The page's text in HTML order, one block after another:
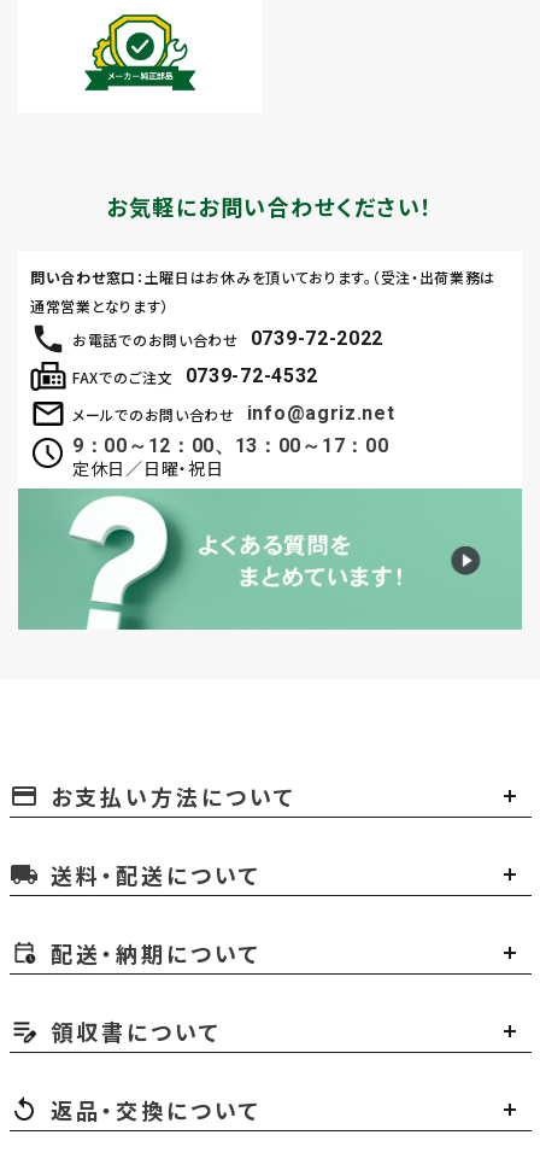
お気軽にお問い合わせください！
お電話でのお問い合わせ 0739-72-2022
メールでのお問い合わせ
info@agriz.net
9：00～12：00、13：00～17：00
定休日／日曜・祝日
FAXでのご注文 0739-72-4532
問い合わせ窓口 ：土曜日はお休みを頂いております。（受注・出荷業務は
通常営業となります）
payment お支払い方法について
local_shipping 送料・配送について
配送・納期について
領収書について
返品・交換について